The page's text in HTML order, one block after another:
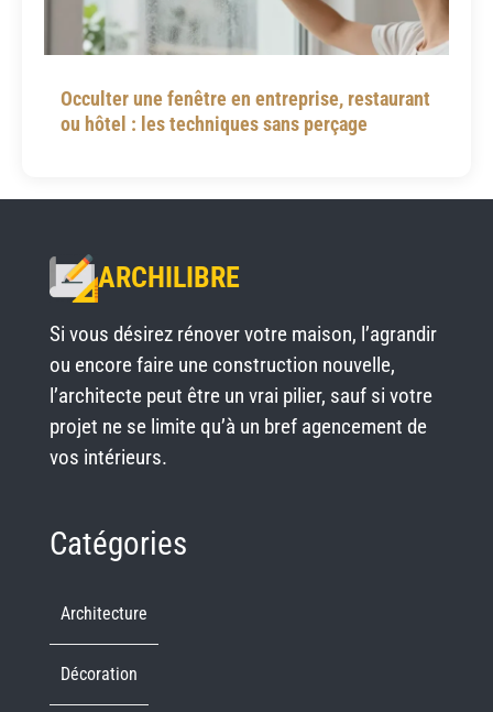
Occulter une fenêtre en entreprise, restaurant
ou hôtel : les techniques sans perçage
ARCHILIBRE
Si vous désirez rénover votre maison, l’agrandir
ou encore faire une construction nouvelle,
l’architecte peut être un vrai pilier, sauf si votre
projet ne se limite qu’à un bref agencement de
vos intérieurs.
Catégories
Architecture
Décoration